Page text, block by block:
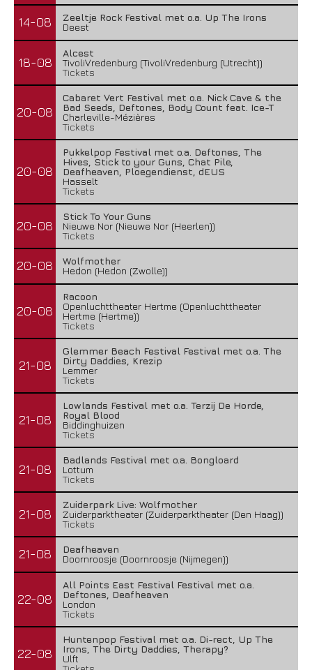
14-08
Zeeltje Rock Festival met o.a. Up The Irons
Deest
18-08
Alcest
TivoliVredenburg (TivoliVredenburg (Utrecht))
Tickets
20-08
Cabaret Vert Festival met o.a. Nick Cave & the
Bad Seeds, Deftones, Body Count feat. Ice-T
Charleville-Mézières
Tickets
20-08
Pukkelpop Festival met o.a. Deftones, The
Hives, Stick to your Guns, Chat Pile,
Deafheaven, Ploegendienst, dEUS
Hasselt
Tickets
20-08
Stick To Your Guns
Nieuwe Nor (Nieuwe Nor (Heerlen))
Tickets
20-08
Wolfmother
Hedon (Hedon (Zwolle))
20-08
Racoon
Openluchttheater Hertme (Openluchttheater
Hertme (Hertme))
Tickets
21-08
Glemmer Beach Festival Festival met o.a. The
Dirty Daddies, Krezip
Lemmer
Tickets
21-08
Lowlands Festival met o.a. Terzij De Horde,
Royal Blood
Biddinghuizen
Tickets
21-08
Badlands Festival met o.a. Bongloard
Lottum
Tickets
21-08
Zuiderpark Live: Wolfmother
Zuiderparktheater (Zuiderparktheater (Den Haag))
Tickets
21-08
Deafheaven
Doornroosje (Doornroosje (Nijmegen))
22-08
All Points East Festival Festival met o.a.
Deftones, Deafheaven
London
Tickets
22-08
Huntenpop Festival met o.a. Di-rect, Up The
Irons, The Dirty Daddies, Therapy?
Ulft